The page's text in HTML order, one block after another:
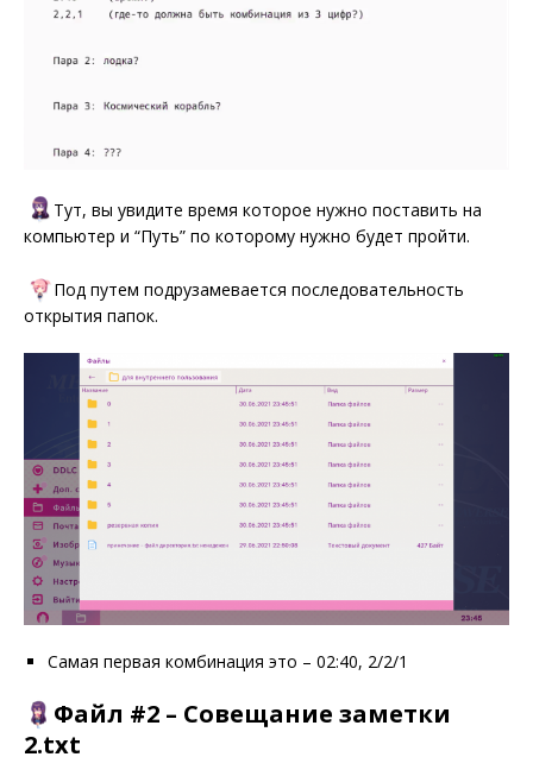
Тут, вы увидите время которое нужно поставить на
компьютер и “Путь” по которому нужно будет пройти.
Под путем подрузамевается последовательность
открытия папок.
Самая первая комбинация это – 02:40, 2/2/1
Файл #2 – Совещание заметки
2.txt